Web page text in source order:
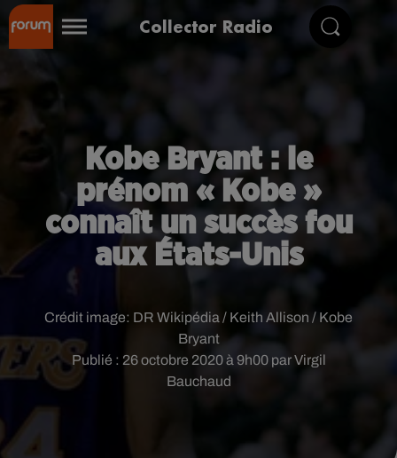
Collector Radio
Kobe Bryant : le
prénom « Kobe »
connaît un succès fou
aux États-Unis
Publié : 26 octobre 2020 à 9h00 par Virgil
Bauchaud
Crédit image: DR Wikipédia / Keith Allison / Kobe
Bryant